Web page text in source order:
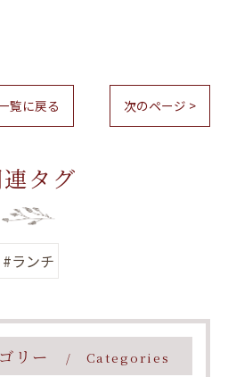
覧に戻る 次のページ >
タグ
#ランチ
リー Categories